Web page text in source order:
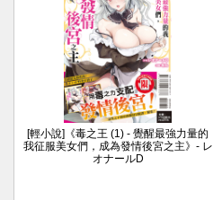
[輕小說]《毒之王 (1) - 覺醒最強力量的
我征服美女們，成為發情後宮之主》- レ
オナールD